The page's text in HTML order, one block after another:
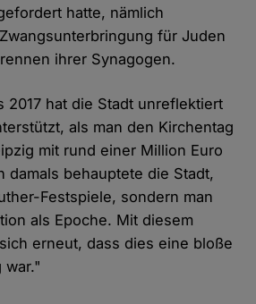
hatte, nämlich
für Juden
ihrer Synagogen.
2017 hat die Stadt unreflektiert
als man den Kirchentag
mit rund einer Million Euro
damals behauptete die Stadt,
Festspiele, sondern man
als Epoche. Mit diesem
erneut, dass dies eine bloße
war."